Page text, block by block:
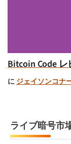
Bitcoin Code
に ジェイソンコナ
ライブ暗号市